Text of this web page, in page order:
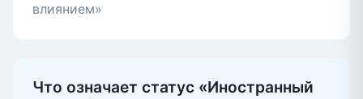
влиянием»
Что означает статус «Иностранный